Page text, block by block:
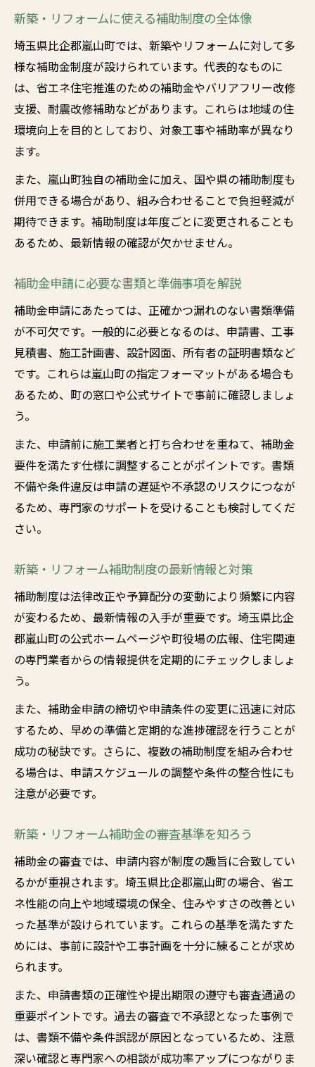
新築・リフォームに使える補助制度の全体像
埼玉県比企郡嵐山町では、新築やリフォームに対して多
様な補助金制度が設けられています。代表的なものに
は、省エネ住宅推進のための補助金やバリアフリー改修
支援、耐震改修補助などがあります。これらは地域の住
環境向上を目的としており、対象工事や補助率が異なり
ます。
また、嵐山町独自の補助金に加え、国や県の補助制度も
併用できる場合があり、組み合わせることで負担軽減が
期待できます。補助制度は年度ごとに変更されることも
あるため、最新情報の確認が欠かせません。
補助金申請に必要な書類と準備事項を解説
補助金申請にあたっては、正確かつ漏れのない書類準備
が不可欠です。一般的に必要となるのは、申請書、工事
見積書、施工計画書、設計図面、所有者の証明書類など
です。これらは嵐山町の指定フォーマットがある場合も
あるため、町の窓口や公式サイトで事前に確認しましょ
う。
また、申請前に施工業者と打ち合わせを重ねて、補助金
要件を満たす仕様に調整することがポイントです。書類
不備や条件違反は申請の遅延や不承認のリスクにつなが
るため、専門家のサポートを受けることも検討してくだ
さい。
新築・リフォーム補助制度の最新情報と対策
補助制度は法律改正や予算配分の変動により頻繁に内容
が変わるため、最新情報の入手が重要です。埼玉県比企
郡嵐山町の公式ホームページや町役場の広報、住宅関連
の専門業者からの情報提供を定期的にチェックしましょ
う。
また、補助金申請の締切や申請条件の変更に迅速に対応
するため、早めの準備と定期的な進捗確認を行うことが
成功の秘訣です。さらに、複数の補助制度を組み合わせ
る場合は、申請スケジュールの調整や条件の整合性にも
注意が必要です。
新築・リフォーム補助金の審査基準を知ろう
補助金の審査では、申請内容が制度の趣旨に合致してい
るかが重視されます。埼玉県比企郡嵐山町の場合、省エ
ネ性能の向上や地域環境の保全、住みやすさの改善とい
った基準が設けられています。これらの基準を満たすた
めには、事前に設計や工事計画を十分に練ることが求め
られます。
また、申請書類の正確性や提出期限の遵守も審査通過の
重要ポイントです。過去の審査で不承認となった事例で
は、書類不備や条件誤認が原因となっているため、注意
深い確認と専門家への相談が成功率アップにつながりま